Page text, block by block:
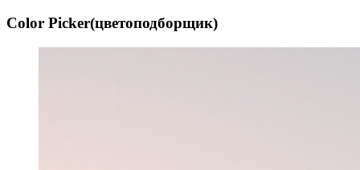
Color Picker(цветоподборщик)